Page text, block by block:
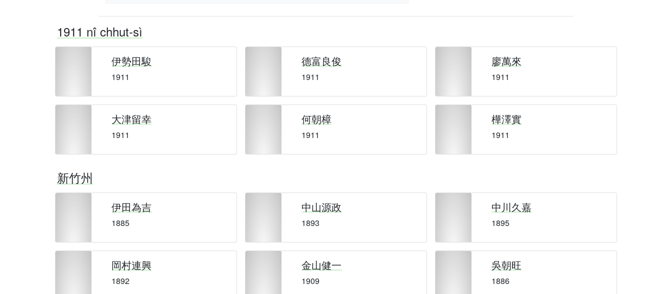
1911 nî chhut-sì
伊勢田駿
1911
德富良俊
1911
廖萬來
1911
大津留幸
1911
何朝樟
1911
樺澤實
1911
新竹州
伊田為吉
1885
中山源政
1893
中川久嘉
1895
岡村連興
1892
金山健一
1909
吳朝旺
1886